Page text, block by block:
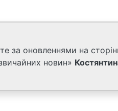
за оновленнями на
новин»